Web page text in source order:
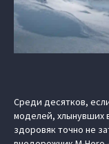
Среди десятков,
моделей, хлынувших
здоровяк точно не